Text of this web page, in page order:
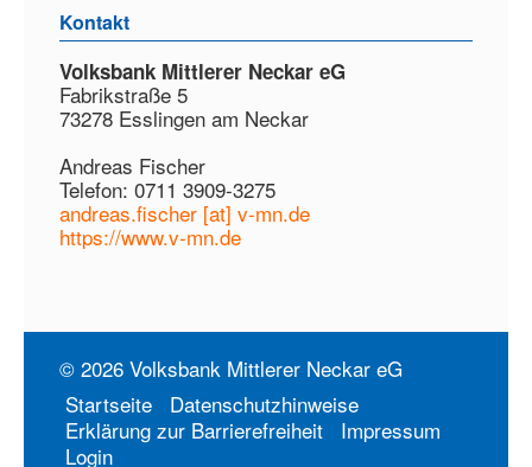
Kontakt
Volksbank Mittlerer Neckar eG
Fabrikstraße 5
73278 Esslingen am Neckar
Andreas Fischer
Telefon: 0711 3909-3275
andreas.fischer [at] v-mn.de
https://www.v-mn.de
© 2026 Volksbank Mittlerer Neckar eG
Startseite
Datenschutzhinweise
Erklärung zur Barrierefreiheit
Impressum
Login